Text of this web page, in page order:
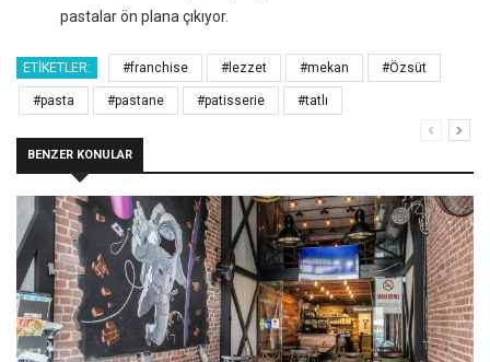
pastalar ön plana çıkıyor.
ETIKETLER: #franchise #lezzet #mekan #Özsüt
#pasta #pastane #patisserie #tatlı
BENZER KONULAR